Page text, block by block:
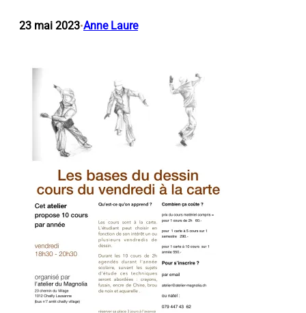
23 mai 2023•Anne Laure